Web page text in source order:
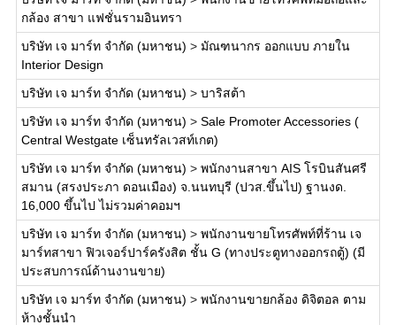
กล้อง สาขา แฟชั่นรามอินทรา
บริษัท เจ มาร์ท จำกัด (มหาชน) > มัณฑนากร ออกแบบ ภายใน
Interior Design
บริษัท เจ มาร์ท จำกัด (มหาชน) > บาริสต้า
บริษัท เจ มาร์ท จำกัด (มหาชน) > Sale Promoter Accessories (
Central Westgate เซ็นทรัลเวสท์เกต)
บริษัท เจ มาร์ท จำกัด (มหาชน) > พนักงานสาขา AIS โรบินสันศรี
สมาน (สรงประภา ดอนเมือง) จ.นนทบุรี (ปวส.ขึ้นไป) ฐานงด.
16,000 ขึ้นไป ไม่รวมค่าคอมฯ
บริษัท เจ มาร์ท จำกัด (มหาชน) > พนักงานขายโทรศัพท์ที่ร้าน เจ
มาร์ทสาขา ฟิวเจอร์ปาร์ครังสิต ชั้น G (ทางประตูทางออกรถตู้) (มี
ประสบการณ์ด้านงานขาย)
บริษัท เจ มาร์ท จำกัด (มหาชน) > พนักงานขายกล้อง ดิจิตอล ตาม
ห้างชั้นนำ